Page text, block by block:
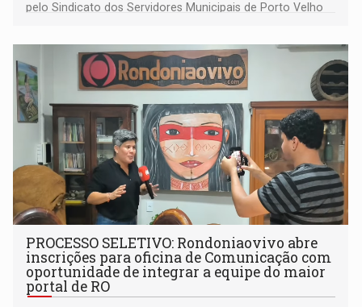
pelo Sindicato dos Servidores Municipais de Porto Velho
PROCESSO SELETIVO: Rondoniaovivo abre
inscrições para oficina de Comunicação com
oportunidade de integrar a equipe do maior
portal de RO